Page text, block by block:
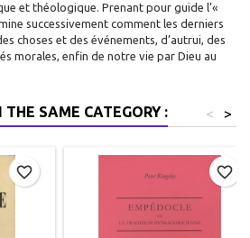
et théologique. Prenant pour guide l’«
successivement comment les derniers
choses et des événements, d’autrui, des
morales, enfin de notre vie par Dieu au
SAME CATEGORY : >
<
favorite_border favorite_border